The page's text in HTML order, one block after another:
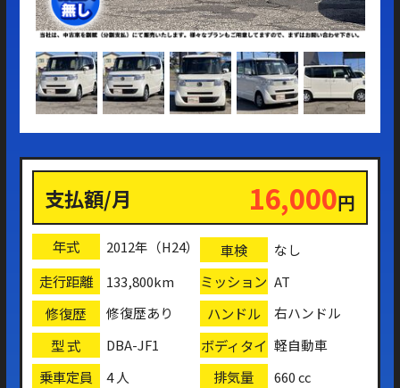
支払額/月 16,000円
年式 2012年（H24） 車検 なし
走行距離 133,800km ミッション AT
修復歴 修復歴あり ハンドル 右ハンドル
型 式 DBA-JF1
ボディタイ
プ
軽自動車
乗車定員 4 人 排気量 660 cc